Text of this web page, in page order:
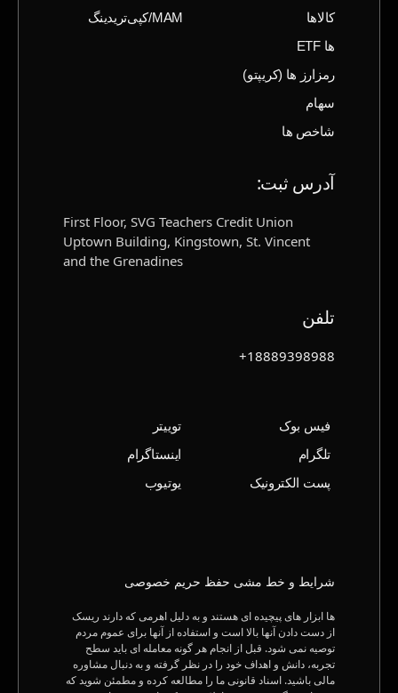
کالاها
ها ETF
رمزارز ها (‌کریپتو)
سهام
شاخص ها
MAM/کپی‌تریدینگ
آدرس ثبت‌:
First Floor, SVG Teachers Credit Union
Uptown Building, Kingstown, St. Vincent
and the Grenadines
تلفن
18889398988+
فیس بوک
تلگرام
پست الکترونیک
توییتر
اینستاگرام
یوتیوب
شرایط و خط‌ مشی حفظ حریم خصوصی
ها ابزار های پیچیده ای هستند و به دلیل اهرمی که دارند ریسک
از دست دادن آنها بالا است و استفاده از آنها برای عموم مردم
توصیه نمی شود. قبل از انجام هر گونه معامله ای باید سطح
تجربه، دانش و اهداف خود را در نظر گرفته و به دنبال مشاوره
مالی باشید. اسناد قانونی ما را مطالعه کرده و مطمئن شوید که